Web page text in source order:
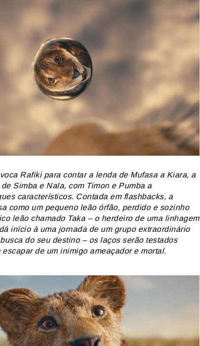
Rafiki para contar a lenda de Mufasa a Kiara, a
Simba e Nala, com Timon e Pumba a
característicos. Contada em flashbacks, a
como um pequeno leão órfão, perdido e sozinho
leão chamado Taka – o herdeiro de uma linhagem
início à uma jornada de um grupo extraordinário
do seu destino – os laços serão testados
de um inimigo ameaçador e mortal.